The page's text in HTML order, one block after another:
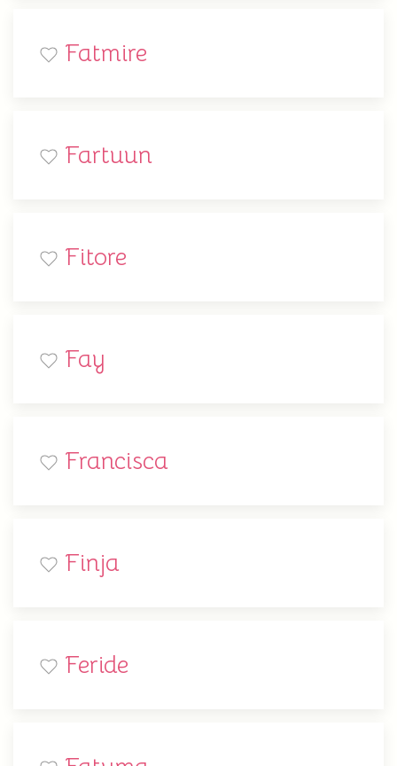
Fatmire
Fartuun
Fitore
Fay
Francisca
Finja
Feride